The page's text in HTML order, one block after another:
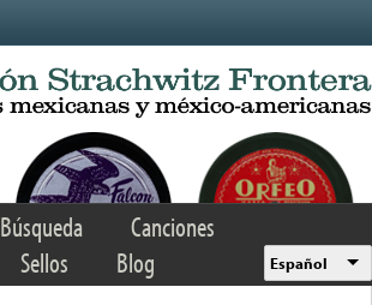
Búsqueda
Canciones
Sellos Blog Español